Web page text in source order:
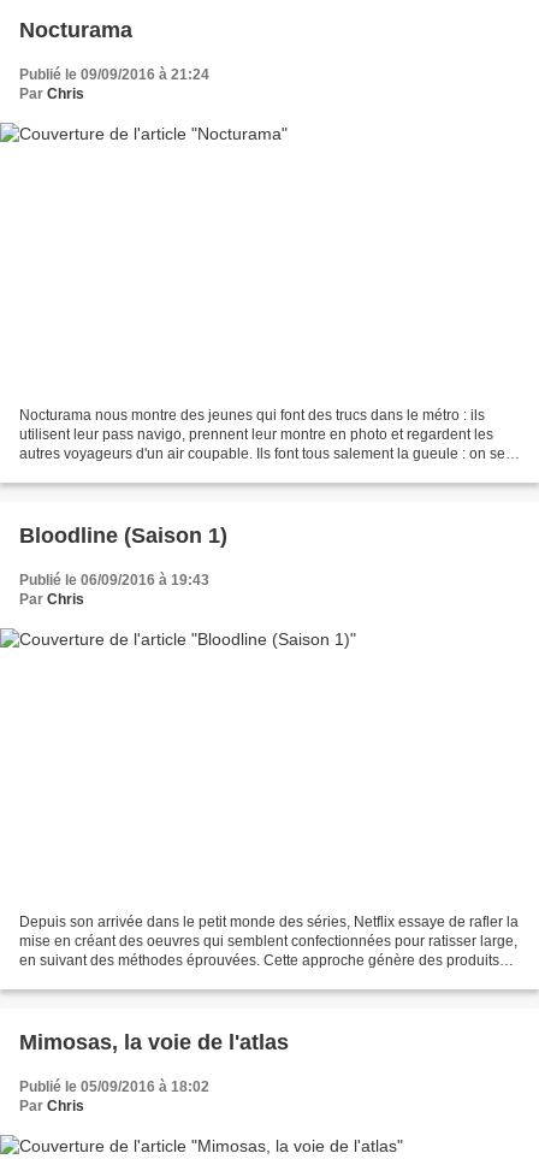
Nocturama
Publié le 09/09/2016 à 21:24
Par Chris
Nocturama nous montre des jeunes qui font des trucs dans le métro : ils
utilisent leur pass navigo, prennent leur montre en photo et regardent les
autres voyageurs d'un air coupable. Ils font tous salement la gueule : on sent
Bloodline (Saison 1)
Publié le 06/09/2016 à 19:43
Par Chris
Depuis son arrivée dans le petit monde des séries, Netflix essaye de rafler la
mise en créant des oeuvres qui semblent confectionnées pour ratisser large,
en suivant des méthodes éprouvées. Cette approche génère des produits
Mimosas, la voie de l'atlas
Publié le 05/09/2016 à 18:02
Par Chris